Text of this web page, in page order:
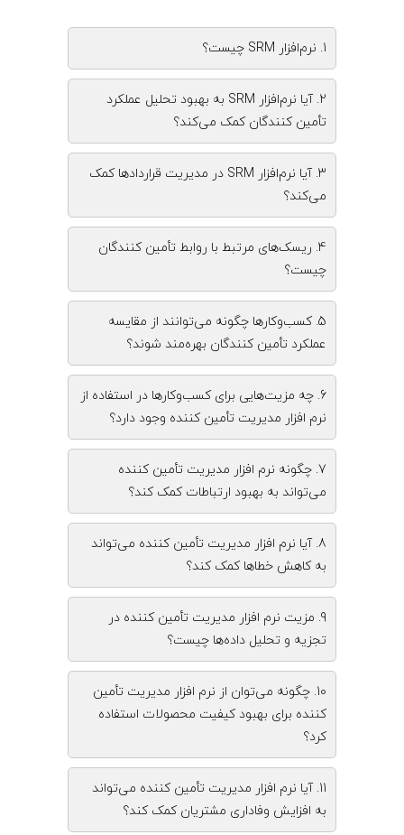
1. نرم‌افزار SRM چیست؟
2. آیا نرم‌افزار SRM به بهبود تحلیل عملکرد
تأمین ‌کنندگان کمک می‌کند؟
3. آیا نرم‌افزار SRM در مدیریت قراردادها کمک
می‌کند؟
4. ریسک‌های مرتبط با روابط تأمین ‌کنندگان
چیست؟
5. کسب‌وکارها چگونه می‌توانند از مقایسه
عملکرد تأمین ‌کنندگان بهره‌مند شوند؟
6. چه مزیت‌هایی برای کسب‌وکارها در استفاده از
نرم‌ افزار مدیریت تأمین‌ کننده وجود دارد؟
7. چگونه نرم‌ افزار مدیریت تأمین‌ کننده
می‌تواند به بهبود ارتباطات کمک کند؟
8. آیا نرم‌ افزار مدیریت تأمین‌ کننده می‌تواند
به کاهش خطاها کمک کند؟
9. مزیت نرم‌ افزار مدیریت تأمین‌ کننده در
تجزیه و تحلیل داده‌ها چیست؟
10. چگونه می‌توان از نرم‌ افزار مدیریت تأمین‌
کننده برای بهبود کیفیت محصولات استفاده
کرد؟
11. آیا نرم‌ افزار مدیریت تأمین‌ کننده می‌تواند
به افزایش وفاداری مشتریان کمک کند؟